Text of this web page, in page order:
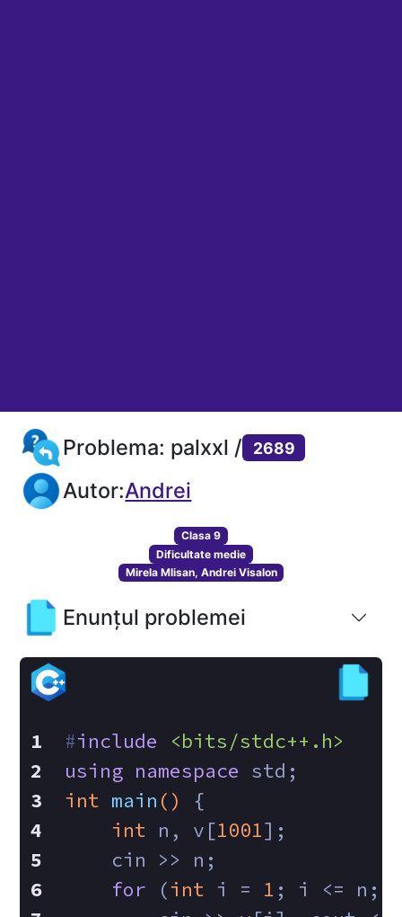
Problema: palxxl / 2689
Autor:Andrei
Clasa 9
Dificultate medie
Mirela Mlisan, Andrei Visalon
Enunțul problemei
#include
<bits/stdc++.h>
using namespace std;
int main ()
{
int n, v[1001];
    cin >> n;
for (int i = 1 ; i <= n;